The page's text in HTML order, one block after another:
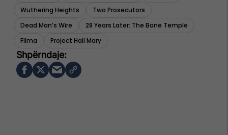
Wuthering Heights
Two Prosecutors
Dead Man’s Wire
28 Years Later: The Bone Temple
Filma
Project Hail Mary